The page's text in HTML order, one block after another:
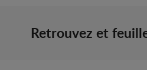
Retrouvez et